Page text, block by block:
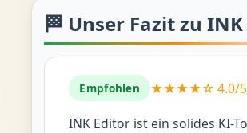
🏁 Unser Fazit zu
Empfohlen ★★★★☆ 4.0/5
INK Editor ist ein solides KI-